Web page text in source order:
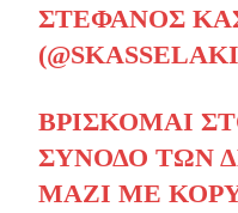
ΣΤΈΦΑΝΟΣ
ΒΡΊΣΚΟΜΑΙ
ΣΎΝΟΔΟ ΤΩΝ
ΜΑΖΊ ΜΕ